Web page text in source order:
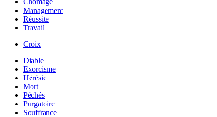
Chômage
Management
Réussite
Travail
Croix
Diable
Exorcisme
Hérésie
Mort
Péchés
Purgatoire
Souffrance